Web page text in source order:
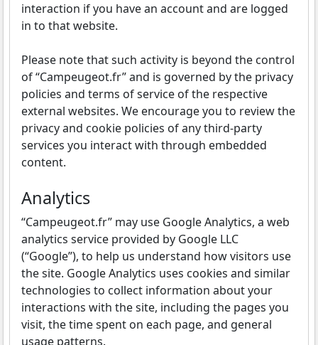
interaction if you have an account and are logged
in to that website.
Please note that such activity is beyond the control
of “Campeugeot.fr” and is governed by the privacy
policies and terms of service of the respective
external websites. We encourage you to review the
privacy and cookie policies of any third-party
services you interact with through embedded
content.
Analytics
“Campeugeot.fr” may use Google Analytics, a web
analytics service provided by Google LLC
(“Google”), to help us understand how visitors use
the site. Google Analytics uses cookies and similar
technologies to collect information about your
interactions with the site, including the pages you
visit, the time spent on each page, and general
usage patterns.